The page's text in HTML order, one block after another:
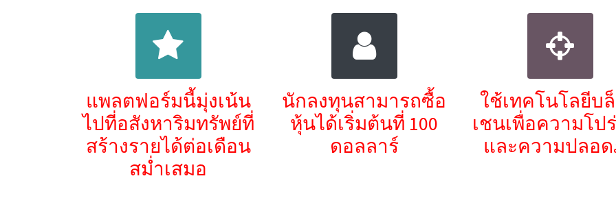
แพลตฟอร์มนี้มุ่งเน้น
ไปที่อสังหาริมทรัพย์ที่
สร้างรายได้ต่อเดือน
สม่ำเสมอ
นักลงทุนสามารถซื้อ
หุ้นได้เริ่มต้นที่ 100
ดอลลาร์
ใช้เทคโนโลยีบ
เชนเพื่อความโป
และความปลอ